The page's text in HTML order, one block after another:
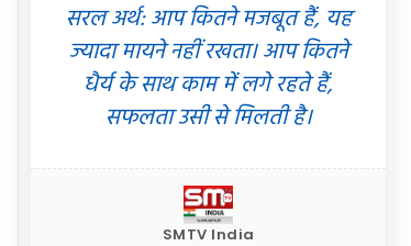
सरल अर्थ: आप कितने मजबूत हैं, यह
ज्यादा मायने नहीं रखता। आप कितने
धैर्य के साथ काम में लगे रहते हैं,
सफलता उसी से मिलती है।
SMTV India